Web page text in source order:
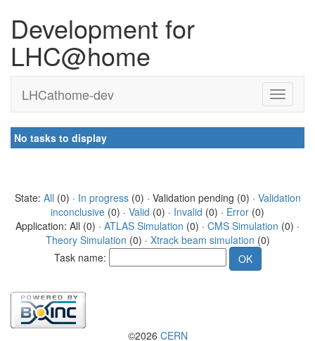
Development for
LHC@home
LHCathome-dev
No tasks to display
State: All (0) · In progress(0) · Validation pending (0) · Validation
inconclusive (0) · Valid (0) · Invalid (0) · Error (0)
Application: All (0) · ATLAS Simulation (0) · CMS Simulation (0) ·
Theory Simulation (0) · Xtrack beam simulation (0)
Task name:
©2026 CERN